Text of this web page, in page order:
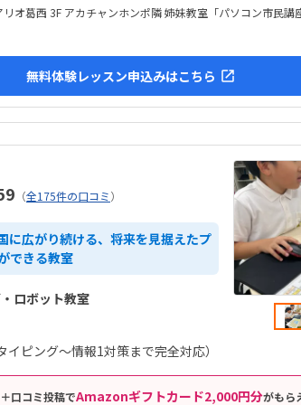
して下さっているのが伝わ
オ葛西 3F アカチャンホンポ隣 姉妹教室「パソコン市民講
無料体験レッスン申込みはこちら
（全175件の口コミ）
に広がり続ける、将来を見据えたプ
できる教室
ロボット教室
イピング～情報1対策まで完全対応）
口コミ投稿でAmazonギフトカード2,000円分がもら